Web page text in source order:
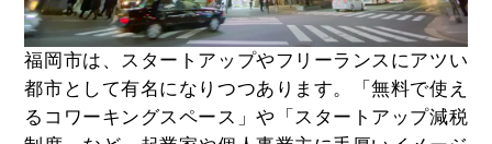
福岡市は、スタートアップやフリーランスにアツい
都市として有名になりつつあります。「無料で使え
るコワーキングスペース」や「スタートアップ減税